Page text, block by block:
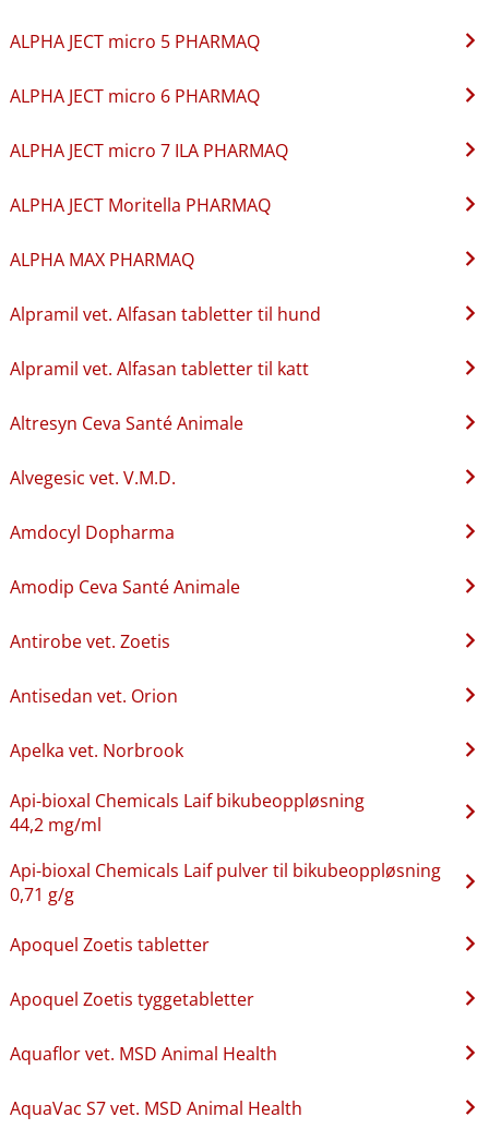
ALPHA JECT micro 5 PHARMAQ
ALPHA JECT micro 6 PHARMAQ
ALPHA JECT micro 7 ILA PHARMAQ
ALPHA JECT Moritella PHARMAQ
ALPHA MAX PHARMAQ
Alpramil vet. Alfasan tabletter til hund
Alpramil vet. Alfasan tabletter til katt
Altresyn Ceva Santé Animale
Alvegesic vet. V.M.D.
Amdocyl Dopharma
Amodip Ceva Santé Animale
Antirobe vet. Zoetis
Antisedan vet. Orion
Apelka vet. Norbrook
Api-bioxal Chemicals Laif bikubeoppløsning
44,2 mg/ml
Api-bioxal Chemicals Laif pulver til bikubeoppløsning
0,71 g/g
Apoquel Zoetis tabletter
Apoquel Zoetis tyggetabletter
Aquaflor vet. MSD Animal Health
AquaVac S7 vet. MSD Animal Health